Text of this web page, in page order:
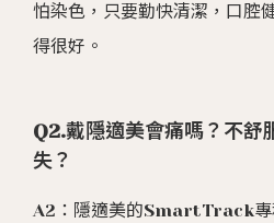
怕染色，只要勤快清潔，口腔
得很好。
Q2.戴隱適美會痛嗎？不舒
失？
A2：隱適美的SmartTrack專